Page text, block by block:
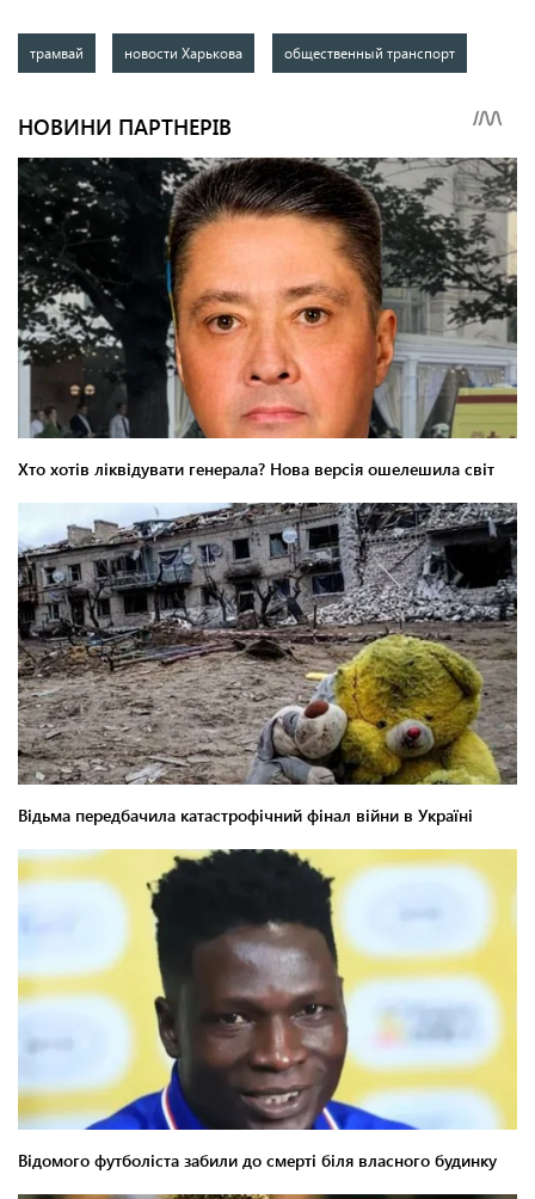
трамвай новости Харькова общественный транспорт